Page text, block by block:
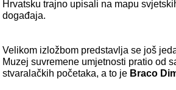
Hrvatsku trajno upisali na mapu
događaja.
Velikom izložbom predstavlja se još
Muzej suvremene umjetnosti pratio od
stvaralačkih početaka, a to je Braco